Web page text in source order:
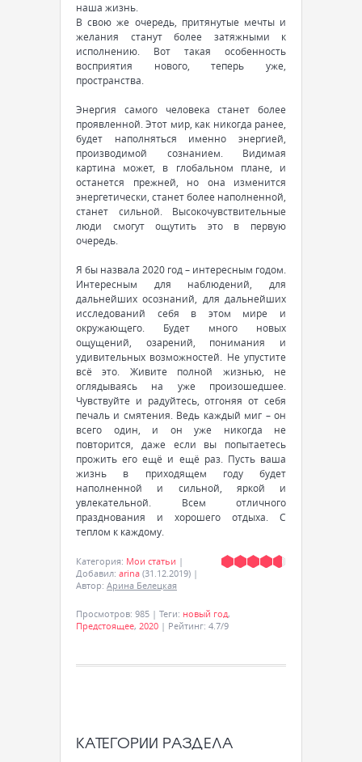
наша жизнь.
В свою же очередь, притянутые мечты и
желания станут более затяжными к
исполнению. Вот такая особенность
восприятия нового, теперь уже,
пространства.
Энергия самого человека станет более
проявленной. Этот мир, как никогда ранее,
будет наполняться именно энергией,
производимой сознанием. Видимая
картина может, в глобальном плане, и
останется прежней, но она изменится
энергетически, станет более наполненной,
станет сильной. Высокочувствительные
люди смогут ощутить это в первую
очередь.
Я бы назвала 2020 год – интересным годом.
Интересным для наблюдений, для
дальнейших осознаний, для дальнейших
исследований себя в этом мире и
окружающего. Будет много новых
ощущений, озарений, понимания и
удивительных возможностей. Не упустите
всё это. Живите полной жизнью, не
оглядываясь на уже произошедшее.
Чувствуйте и радуйтесь, отгоняя от себя
печаль и смятения. Ведь каждый миг – он
всего один, и он уже никогда не
повторится, даже если вы попытаетесь
прожить его ещё и ещё раз. Пусть ваша
жизнь в приходящем году будет
наполненной и сильной, яркой и
увлекательной. Всем отличного
празднования и хорошего отдыха. С
теплом к каждому.
Категория: Мои статьи |
Добавил: arina (31.12.2019) |
Автор: Арина Белецкая
Просмотров: 985 | Теги: новый год,
Предстоящее, 2020 | Рейтинг: 4.7/9
КАТЕГОРИИ РАЗДЕЛА